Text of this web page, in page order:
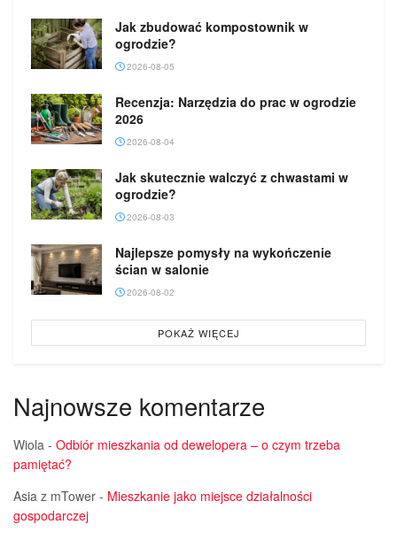
Jak zbudować kompostownik w
ogrodzie?
2026-08-05
Recenzja: Narzędzia do prac w ogrodzie
2026
2026-08-04
Jak skutecznie walczyć z chwastami w
ogrodzie?
2026-08-03
Najlepsze pomysły na wykończenie
ścian w salonie
2026-08-02
POKAŻ WIĘCEJ
Najnowsze komentarze
Wiola - Odbiór mieszkania od dewelopera – o czym trzeba
pamiętać?
Asia z mTower - Mieszkanie jako miejsce działalności
gospodarczej